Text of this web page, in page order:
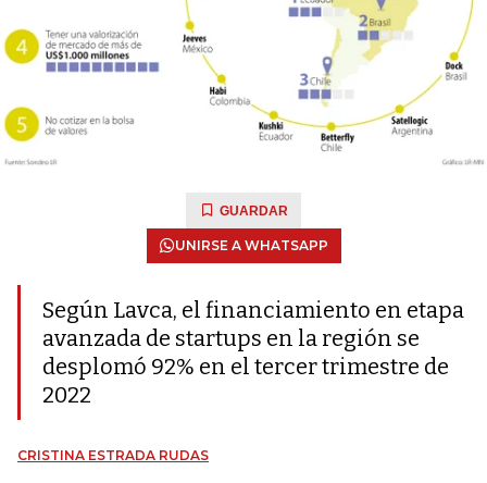
GUARDAR
UNIRSE A WHATSAPP
Según Lavca, el financiamiento en etapa
avanzada de startups en la región se
desplomó 92% en el tercer trimestre de
2022
CRISTINA ESTRADA RUDAS